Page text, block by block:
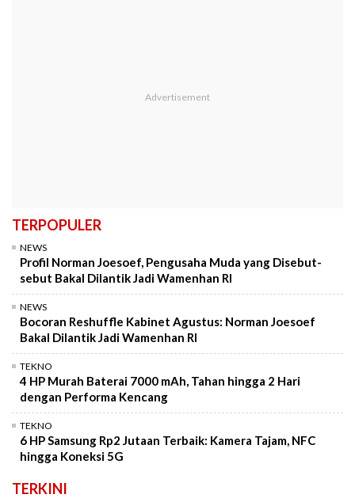
TERPOPULER
NEWS
Profil Norman Joesoef, Pengusaha Muda yang Disebut-
sebut Bakal Dilantik Jadi Wamenhan RI
NEWS
Bocoran Reshuffle Kabinet Agustus: Norman Joesoef
Bakal Dilantik Jadi Wamenhan RI
TEKNO
4 HP Murah Baterai 7000 mAh, Tahan hingga 2 Hari
dengan Performa Kencang
TEKNO
6 HP Samsung Rp2 Jutaan Terbaik: Kamera Tajam, NFC
hingga Koneksi 5G
TERKINI